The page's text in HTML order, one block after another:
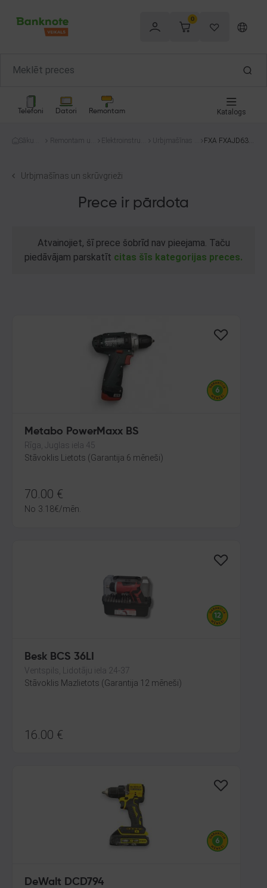
0
Telefoni Datori Remontam Katalogs
Sākum
Remontam un
Elektroinstru
Urbjmašīnas u
FXA FXAJD631
Urbjmašīnas un skrūvgrieži
Prece ir pārdota
Atvainojiet, šī prece šobrīd nav pieejama. Taču
piedāvājam parskatīt citas šīs kategorijas preces.
Metabo PowerMaxx BS
Rīga, Juglas iela 45
Stāvoklis Lietots (Garantija 6 mēneši)
70.00 €
No 3.18€/mēn.
Besk BCS 36LI
Ventspils, Lidotāju iela 24-37
Stāvoklis Mazlietots (Garantija 12 mēneši)
16.00 €
DeWalt DCD794